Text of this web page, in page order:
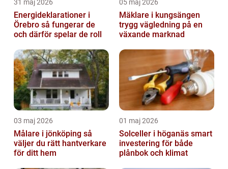
31 maj 2026
Energideklarationer i
Örebro så fungerar de
och därför spelar de roll
05 maj 2026
Mäklare i kungsängen
trygg vägledning på en
växande marknad
03 maj 2026
Målare i jönköping så
väljer du rätt hantverkare
för ditt hem
01 maj 2026
Solceller i höganäs smart
investering för både
plånbok och klimat